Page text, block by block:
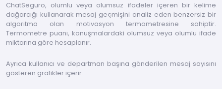
ChatSeguro, olumlu veya olumsuz ifadeler içeren bir kelime
dağarcığı kullanarak mesaj geçmişini analiz eden benzersiz bir
algoritma olan motivasyon termometresine sahiptir.
Termometre puanı, konuşmalardaki olumsuz veya olumlu ifade
miktarına göre hesaplanır.
Ayrıca kullanıcı ve departman başına gönderilen mesaj sayısını
gösteren grafikler içerir.